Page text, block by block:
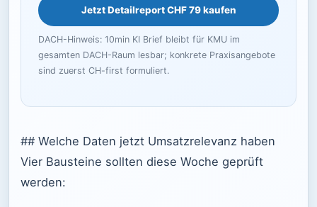
Jetzt Detailreport CHF 79 kaufen
DACH-Hinweis: 10min KI Brief bleibt für KMU im
gesamten DACH-Raum lesbar; konkrete Praxisangebote
sind zuerst CH-first formuliert.
## Welche Daten jetzt Umsatzrelevanz haben
Vier Bausteine sollten diese Woche geprüft
werden: